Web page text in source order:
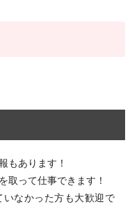
もあります！
取って仕事できます！
なかった方も大歓迎で